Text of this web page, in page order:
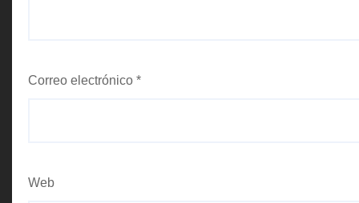
Correo electrónico *
Web